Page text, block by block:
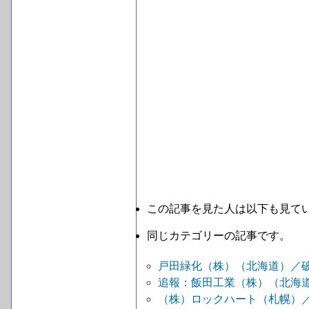
この記事を見た人は以下も見て
同じカテゴリーの記事です。
戸田緑化（株）（北海道）／
追報：飯田工業（株）（北海
（株）ロックハート（札幌）